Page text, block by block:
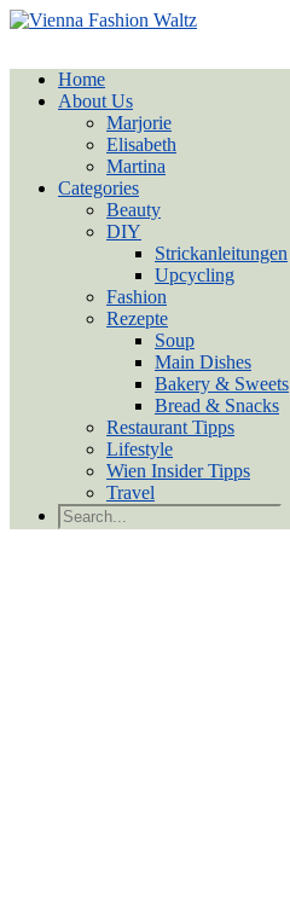
Home
About Us
Marjorie
Elisabeth
Martina
Categories
Beauty
DIY
Strickanleitungen
Upcycling
Fashion
Rezepte
Soup
Main Dishes
Bakery & Sweets
Bread & Snacks
Restaurant Tipps
Lifestyle
Wien Insider Tipps
Travel